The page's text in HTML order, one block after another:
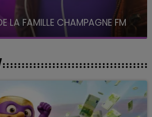
LA FAMILLE CHAMPAGNE FM